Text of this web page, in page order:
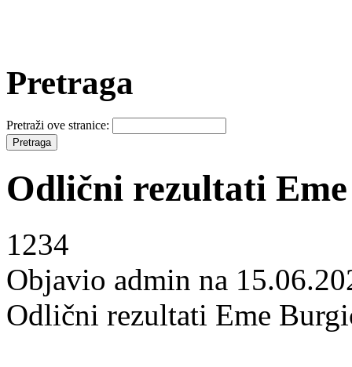
Pretraga
Pretraži ove stranice:
Odlični rezultati
1234
Objavio admin na
Odlični rezultati Eme